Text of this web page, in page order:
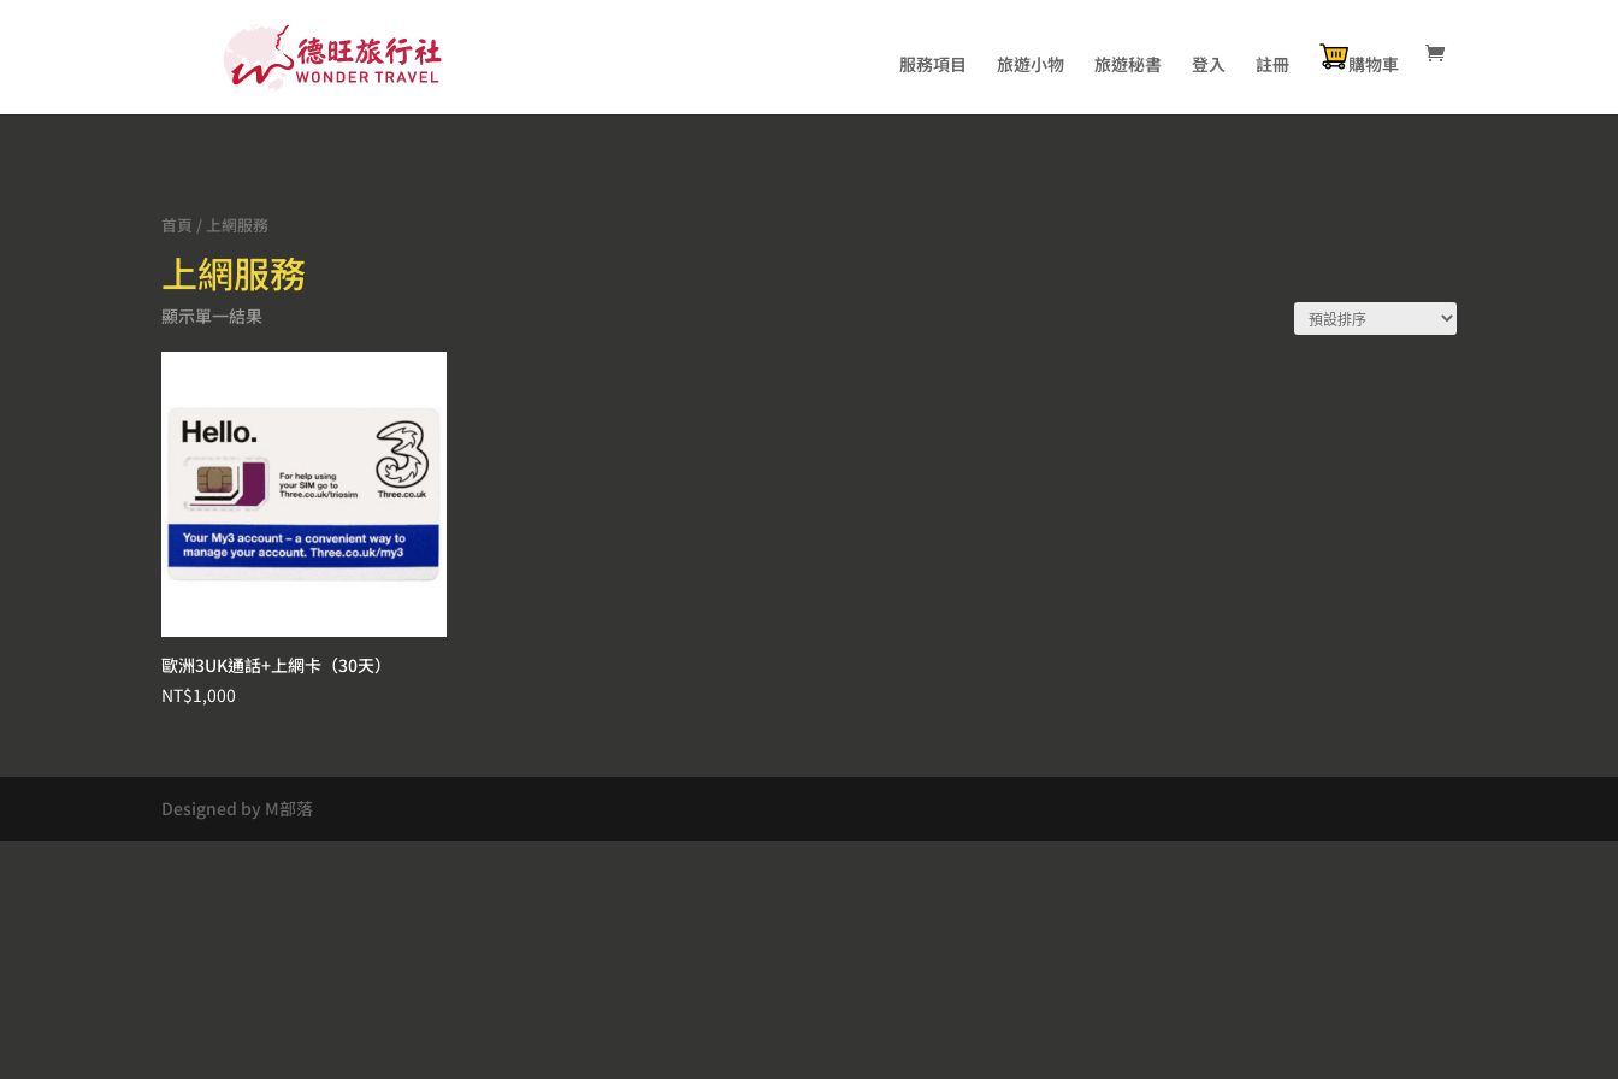
服務項目 旅遊小物 旅遊秘書 登入 註冊 購物車
首頁 / 上網服務
上網服務
顯示單一結果
歐洲3UK通話+上網卡（30天）
NT$1,000
Designed by M部落